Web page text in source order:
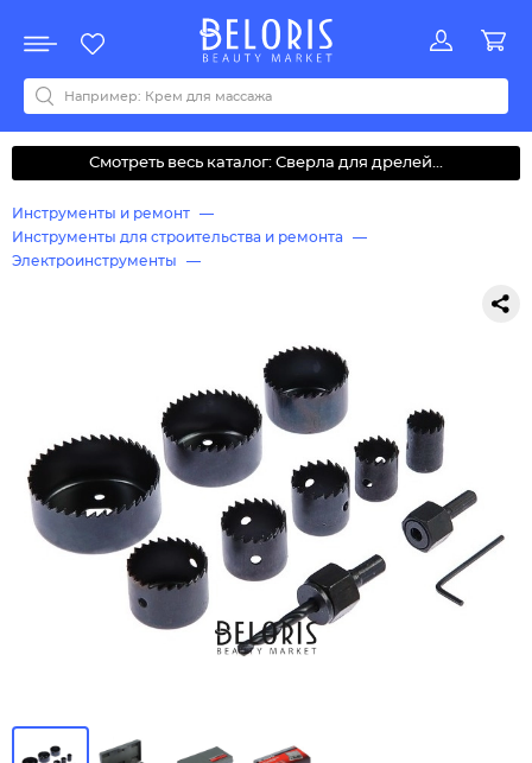
Акции
Все бренды
0-9ABCDEFGHIJKLMNOPQRSTUVWYZАБВДЗИМОКЛНПРСТУФ
Смотреть весь каталог: Сверла для дрелей...
Инструменты и ремонт
Инструменты для строительства и ремонта
Электроинструменты